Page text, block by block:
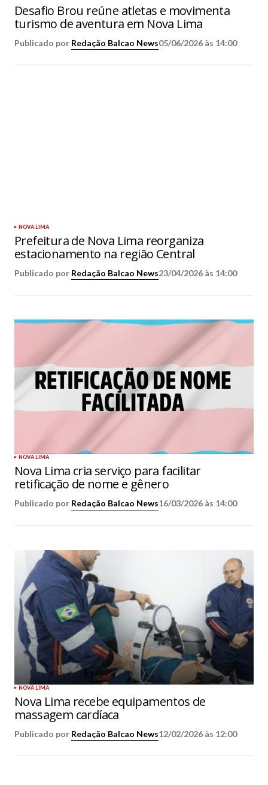
Desafio Brou reúne atletas e movimenta
turismo de aventura em Nova Lima
Publicado por Redação Balcao News05/06/2026 às 14:00
NOVA LIMA
Prefeitura de Nova Lima reorganiza
estacionamento na região Central
Publicado por Redação Balcao News23/04/2026 às 14:00
NOVA LIMA
Nova Lima cria serviço para facilitar
retificação de nome e gênero
Publicado por Redação Balcao News16/03/2026 às 14:00
NOVA LIMA
Nova Lima recebe equipamentos de
massagem cardíaca
Publicado por Redação Balcao News12/02/2026 às 12:00